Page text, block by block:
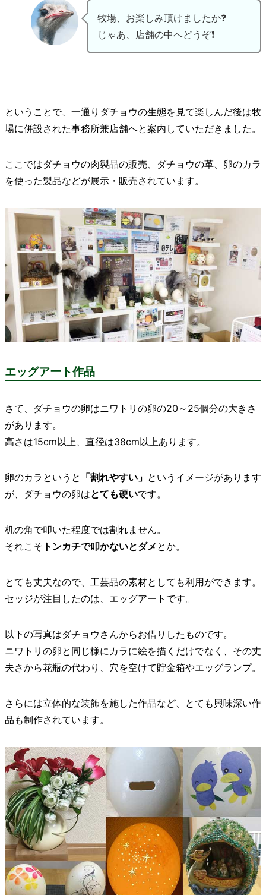
牧場、お楽しみ頂けましたか❓
じゃあ、店舗の中へどうぞ❗
ということで、一通りダチョウの生態を見て楽しんだ後は牧
場に併設された事務所兼店舗へと案内していただきました。
ここではダチョウの肉製品の販売、ダチョウの革、卵のカラ
を使った製品などが展示・販売されています。
エッグアート作品
さて、ダチョウの卵はニワトリの卵の20～25個分の大きさ
があります。
高さは15cm以上、直径は38cm以上あります。
卵のカラというと 「割れやすい」 というイメージがあります
が、ダチョウの卵はとても硬いです。
机の角で叩いた程度では割れません。
それこそ トンカチで叩かないとダメ とか。
とても丈夫なので、工芸品の素材としても利用ができます。
セッジが注目したのは、エッグアートです。
以下の写真はダチョウさんからお借りしたものです。
ニワトリの卵と同じ様にカラに絵を描くだけでなく、その丈
夫さから花瓶の代わり、穴を空けて貯金箱やエッグランプ。
さらには立体的な装飾を施した作品など、とても興味深い作
品も制作されています。